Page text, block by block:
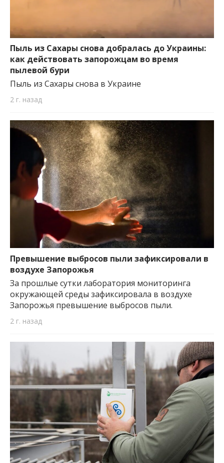
Пыль из Сахары снова добралась до Украины:
как действовать запорожцам во время
пылевой бури
Пыль из Сахары снова в Украине
2 г. назад
Превышение выбросов пыли зафиксировали в
воздухе Запорожья
За прошлые сутки лаборатория мониторинга
окружающей среды зафиксировала в воздухе
Запорожья превышение выбросов пыли.
2 г. назад